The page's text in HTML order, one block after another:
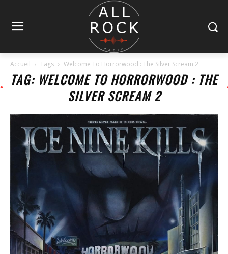
Accueil Tags Welcome To Horrorwood : The Silver Scream 2
TAG: WELCOME TO HORRORWOOD : THE
SILVER SCREAM 2